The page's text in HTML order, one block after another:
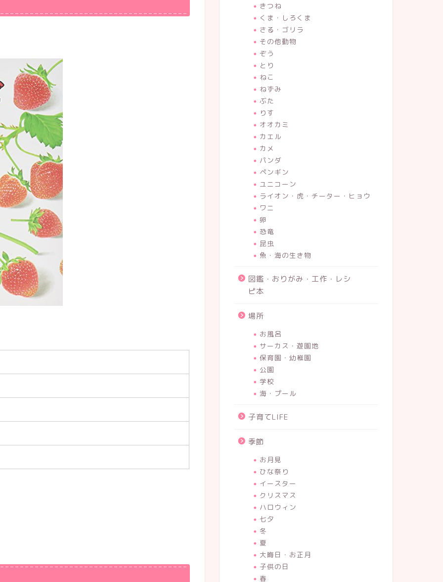
きつね
くま・しろくま
さる・ゴリラ
その他動物
ぞう
とり
ねこ
ねずみ
ぶた
りす
オオカミ
カエル
カメ
パンダ
ペンギン
ユニコーン
ライオン・虎・チーター・ヒョウ
ワニ
卵
恐竜
昆虫
魚・海の生き物
図鑑・おりがみ・工作・レシ
ピ本
場所
お風呂
サーカス・遊園地
保育園・幼稚園
公園
学校
海・プール
子育てLIFE
季節
お月見
ひな祭り
イースター
クリスマス
ハロウィン
七夕
冬
夏
大晦日・お正月
子供の日
春